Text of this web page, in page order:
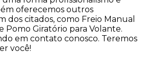
oferecemos outros
dos citados, como Freio Manual
Pomo Giratório para Volante.
em contato conosco. Teremos
você!